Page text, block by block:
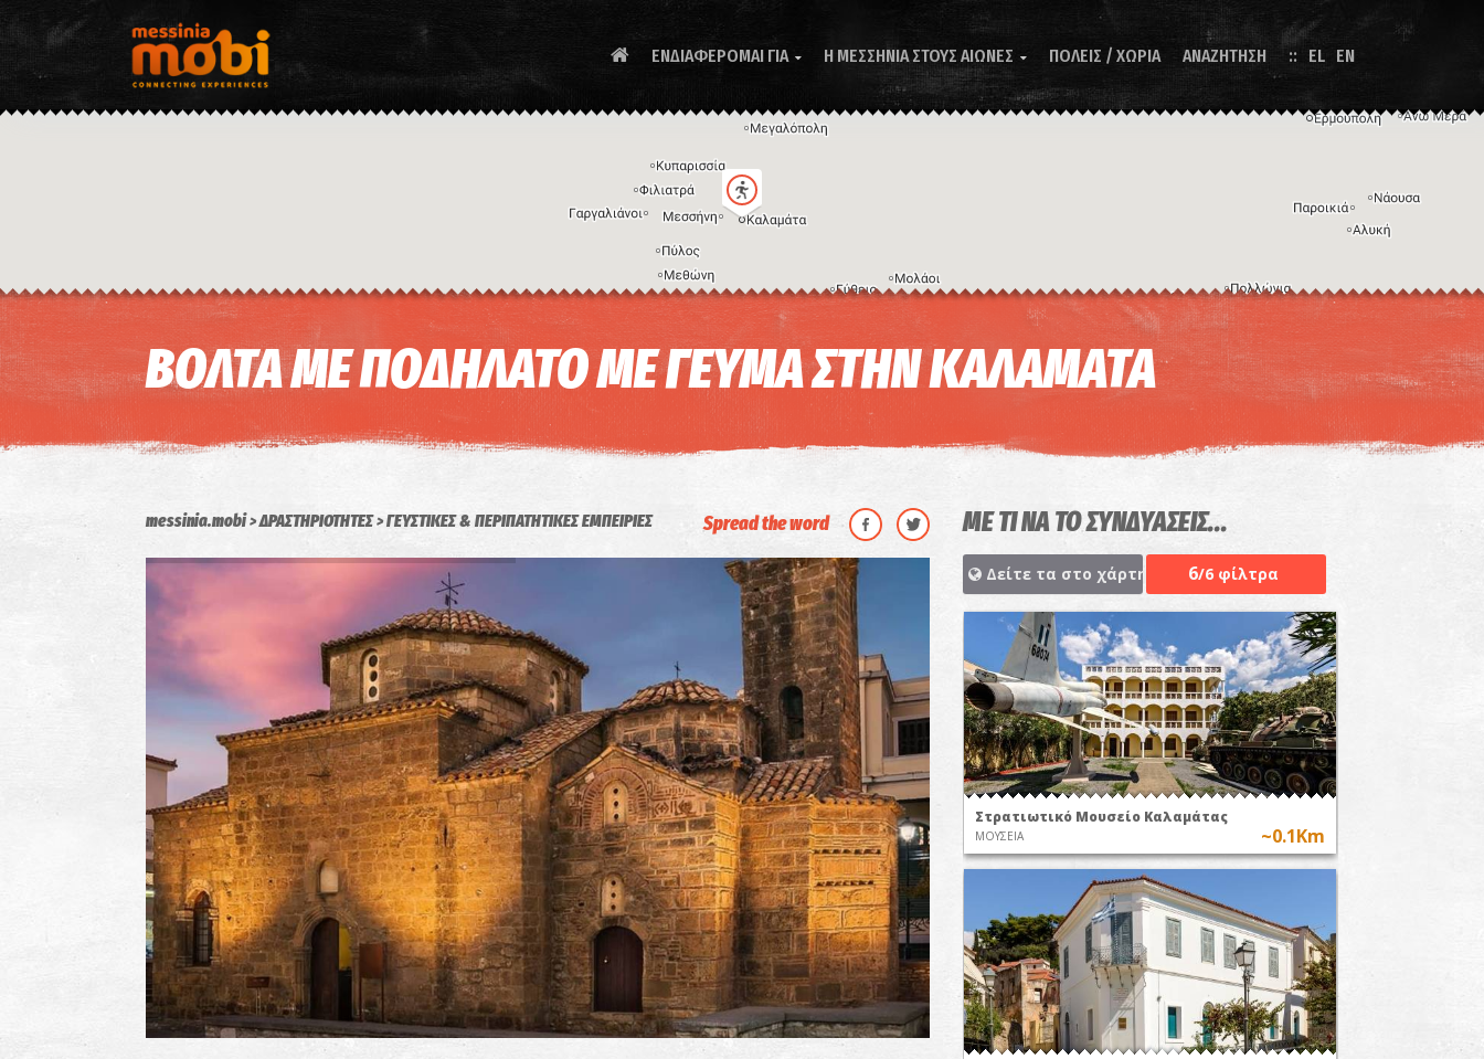
ΕΝΔΙΑΦΕΡΟΜΑΙ ΓΙΑ  Η ΜΕΣΣΗΝΙΑ ΣΤΟΥΣ ΑΙΩΝΕΣ  ΠΟΛΕΙΣ / ΧΩΡΙΑ ΑΝΑΖΗΤΗΣΗ EL EN
Συντομεύσεις πληκτρολογίου Η εικόνα ενδέχεται να υπόκειται σε πνευματικά δικαιώματα
ΒΟΛΤΑ ΜΕ ΠΟΔΗΛΑΤΟ ΜΕ ΓΕΥΜΑ ΣΤΗΝ ΚΑΛΑΜΑΤΑ
messinia.mobi ΔΡΑΣΤΗΡΙΟΤΗΤΕΣ ΓΕΥΣΤΙΚΕΣ & ΠΕΡΙΠΑΤΗΤΙΚΕΣ ΕΜΠΕΙΡΙΕΣ Spread the word ΜΕ ΤΙ ΝΑ ΤΟ ΣΥΝΔΥΑΣΕΙΣ...
Δείτε τα στο χάρτη 6/6 φίλτρα
Στρατιωτικό Μουσείο Καλαμάτας
ΜΟΥΣΕΙΑ ~0.1Km